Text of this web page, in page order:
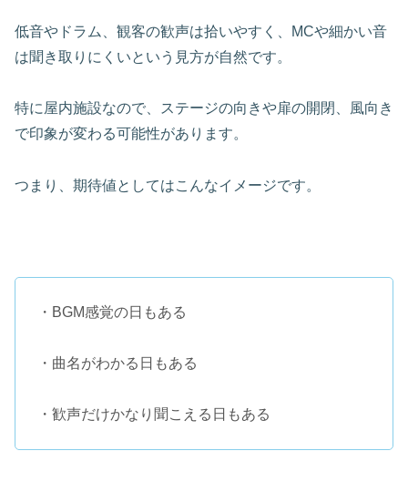
低音やドラム、観客の歓声は拾いやすく、MCや細かい音
は聞き取りにくいという見方が自然です。
特に屋内施設なので、ステージの向きや扉の開閉、風向き
で印象が変わる可能性があります。
つまり、期待値としてはこんなイメージです。
・BGM感覚の日もある
・曲名がわかる日もある
・歓声だけかなり聞こえる日もある